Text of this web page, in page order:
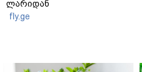
ლარიდან
fly.ge